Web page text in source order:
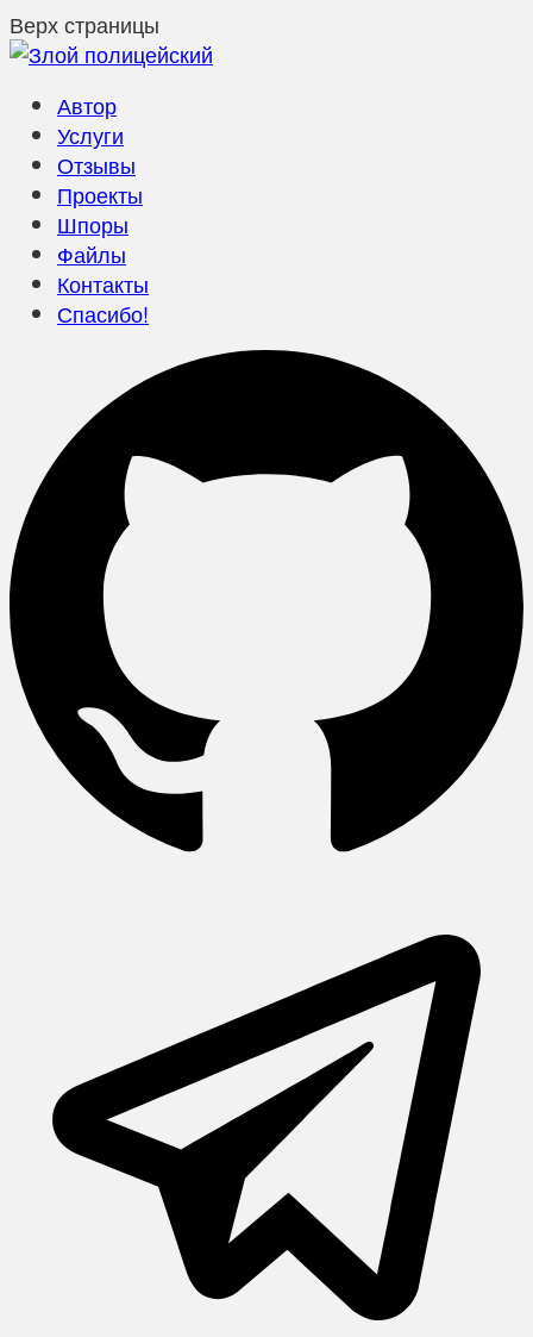
Верх страницы
Автор
Услуги
Отзывы
Проекты
Шпоры
Файлы
Контакты
Спасибо!